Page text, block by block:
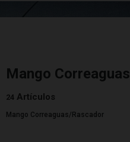
Mango Correaguas
24 Artículos
Mango Correaguas/Rascador